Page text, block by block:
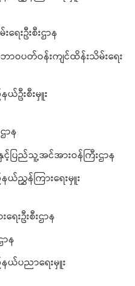
ဦးစီးဌာန
းကျင်ထိန်းသိမ်းရေး
ပြည်နယ်ဦးစီးမှူး
န
ည်သူ့အင်အားဝန်ကြီးဌာန
ည်နယ်ညွှန်ကြားရေးမှူး
းစီးဌာန
န
ြည်နယ်ပညာရေးမှူး